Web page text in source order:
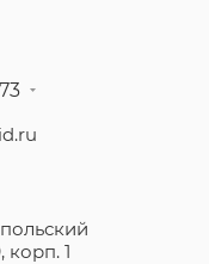
корп. 1